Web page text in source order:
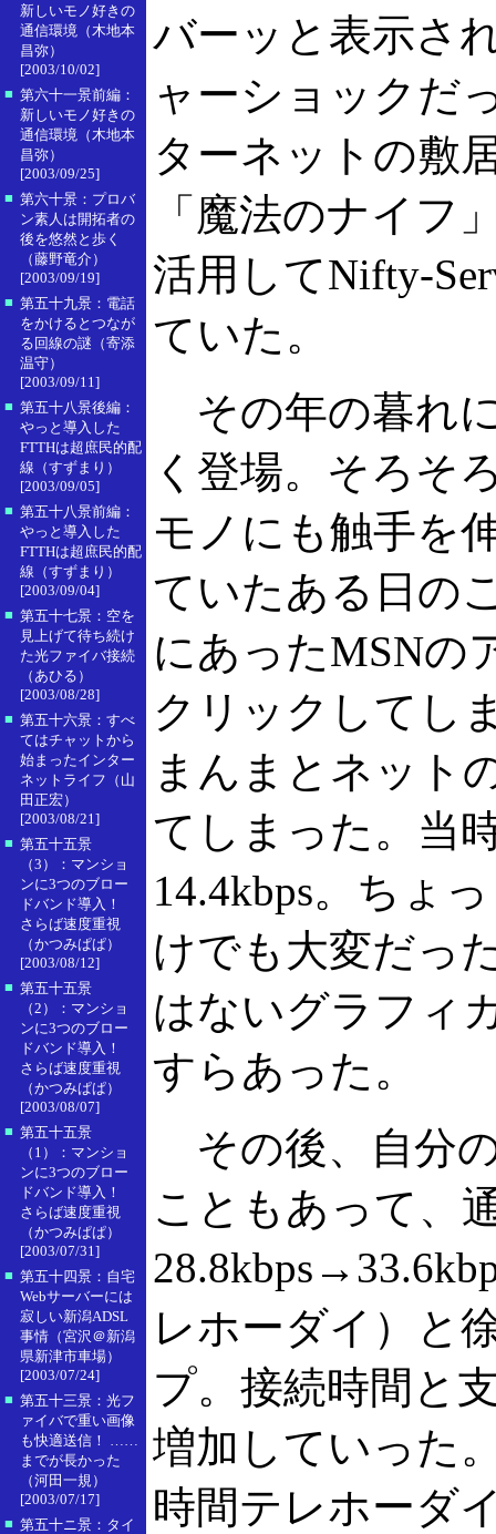
新しいモノ好きの
通信環境（木地本
昌弥）
[2003/10/02]
■ 第六十一景前編：
新しいモノ好きの
通信環境（木地本
昌弥）
[2003/09/25]
■ 第六十景：プロバ
ン素人は開拓者の
後を悠然と歩く
（藤野竜介）
[2003/09/19]
■ 第五十九景：電話
をかけるとつなが
る回線の謎（寄添
温守）
[2003/09/11]
■ 第五十八景後編：
やっと導入した
FTTHは超庶民的配
線（すずまり）
[2003/09/05]
■ 第五十八景前編：
やっと導入した
FTTHは超庶民的配
線（すずまり）
[2003/09/04]
■ 第五十七景：空を
見上げて待ち続け
た光ファイバ接続
（あひる）
[2003/08/28]
■ 第五十六景：すべ
てはチャットから
始まったインター
ネットライフ（山
田正宏）
[2003/08/21]
■ 第五十五景
（3）：マンショ
ンに3つのブロー
ドバンド導入！
さらば速度重視
（かつみぱぱ）
[2003/08/12]
■ 第五十五景
（2）：マンショ
ンに3つのブロー
ドバンド導入！
さらば速度重視
（かつみぱぱ）
[2003/08/07]
■ 第五十五景
（1）：マンショ
ンに3つのブロー
ドバンド導入！
さらば速度重視
（かつみぱぱ）
[2003/07/31]
■ 第五十四景：自宅
Webサーバーには
寂しい新潟ADSL
事情（宮沢＠新潟
県新津市車場）
[2003/07/24]
■ 第五十三景：光フ
ァイバで重い画像
も快適送信！ ……
までが長かった
（河田一規）
[2003/07/17]
■ 第五十ニ景：タイ
バーッと表示さ
ャーショックだ
ターネットの敷
「魔法のナイフ
活用してNifty-
ていた。
その年の暮れ
く登場。そろそ
モノにも触手を
ていたある日の
にあったMSNの
クリックしてし
まんまとネット
てしまった。当
14.4kbps。ちょ
けでも大変だっ
はないグラフィ
すらあった。
その後、自分
こともあって、
レホーダイ）と
プ。接続時間と
増加していった
時間テレホーダ